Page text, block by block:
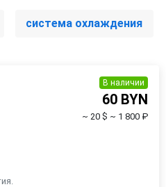
система охлаждения
В наличии
60 BYN
~ 20 $ ~ 1 800 ₽